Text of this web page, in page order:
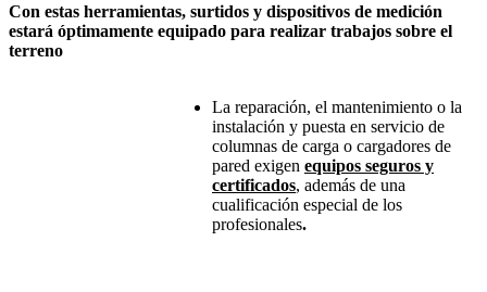
Con estas herramientas, surtidos y dispositivos de medición
estará óptimamente equipado para realizar trabajos sobre el
terreno
La reparación, el mantenimiento o la
instalación y puesta en servicio de
columnas de carga o cargadores de
pared exigen equipos seguros y
certificados, además de una
cualificación especial de los
profesionales.